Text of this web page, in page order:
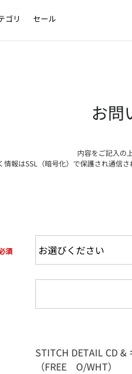
ゴリ セール
お問
内容をご記入の
情報はSSL（暗号化）で保護され通信
STITCH DETAIL CD &
（FREE O/WHT）